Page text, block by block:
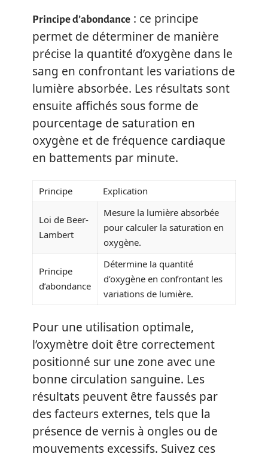
Principe d’abondance : ce principe
permet de déterminer de manière
précise la quantité d’oxygène dans le
sang en confrontant les variations de
lumière absorbée. Les résultats sont
ensuite affichés sous forme de
pourcentage de saturation en
oxygène et de fréquence cardiaque
en battements par minute.
Principe Explication
Loi de Beer-
Lambert
Mesure la lumière absorbée
pour calculer la saturation en
oxygène.
Principe
d’abondance
Détermine la quantité
d’oxygène en confrontant les
variations de lumière.
Pour une utilisation optimale,
l’oxymètre doit être correctement
positionné sur une zone avec une
bonne circulation sanguine. Les
résultats peuvent être faussés par
des facteurs externes, tels que la
présence de vernis à ongles ou de
mouvements excessifs. Suivez ces